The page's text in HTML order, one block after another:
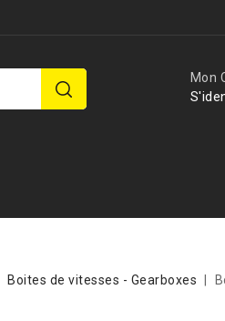
Mon
Boites de vitesses - Gearboxes